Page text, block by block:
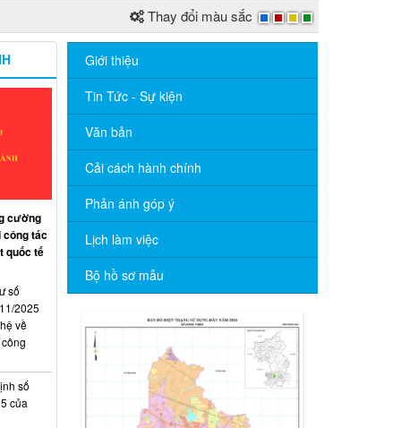
Thay đổi màu sắc
Giới thiệu
Tin Tức - Sự kiện
Văn bản
Cải cách hành chính
Phản ánh góp ý
Lịch làm việc
Bộ hồ sơ mẫu
cường
công tác
quốc tế
số
2025
về
số
của